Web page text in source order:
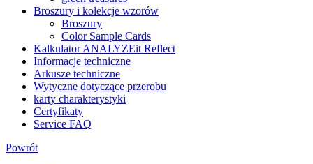
Broszury i kolekcje wzorów
Broszury
Color Sample Cards
Kalkulator ANALYZEit Reflect
Informacje techniczne
Arkusze techniczne
Wytyczne dotyczące przerobu
karty charakterystyki
Certyfikaty
Service FAQ
Powrót